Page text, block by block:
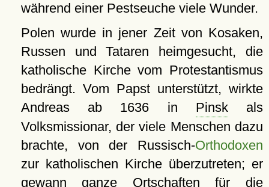
während einer Pestseuche viele Wunder.
Polen wurde in jener Zeit von Kosaken,
Russen und Tataren heimgesucht, die
katholische Kirche vom Protestantismus
bedrängt. Vom Papst unterstützt, wirkte
Andreas ab 1636 in Pinskals
Volksmissionar, der viele Menschen dazu
brachte, von der Russisch-Orthodoxen
zur katholischen Kirche überzutreten; er
gewann ganze Ortschaften für die